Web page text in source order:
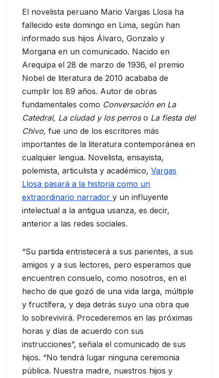
El novelista peruano Mario Vargas Llosa ha
fallecido este domingo en Lima, según han
informado sus hijos Álvaro, Gonzalo y
Morgana en un comunicado. Nacido en
Arequipa el 28 de marzo de 1936, el premio
Nobel de literatura de 2010 acababa de
cumplir los 89 años. Autor de obras
fundamentales como Conversación en La
Catedral, La ciudad y los perroso La fiesta del
Chivo, fue uno de los escritores más
importantes de la literatura contemporánea en
cualquier lengua. Novelista, ensayista,
polemista, articulista y académico, Vargas
Llosa pasará a la historia como un
extraordinario narrador y un influyente
intelectual a la antigua usanza, es decir,
anterior a las redes sociales.
“Su partida entristecerá a sus parientes, a sus
amigos y a sus lectores, pero esperamos que
encuentren consuelo, como nosotros, en el
hecho de que gozó de una vida larga, múltiple
y fructífera, y deja detrás suyo una obra que
lo sobrevivirá. Procederemos en las próximas
horas y días de acuerdo con sus
instrucciones”, señala el comunicado de sus
hijos. “No tendrá lugar ninguna ceremonia
pública. Nuestra madre, nuestros hijos y